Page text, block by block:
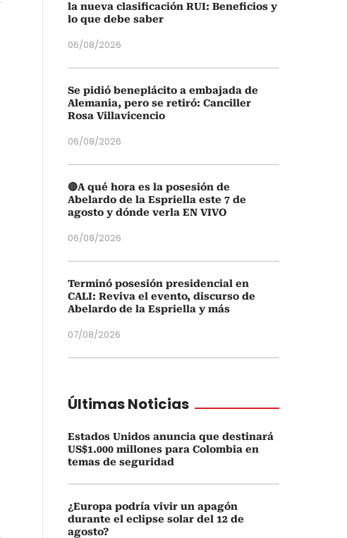
la nueva clasificación RUI: Beneficios y
lo que debe saber
06/08/2026
Se pidió beneplácito a embajada de
Alemania, pero se retiró: Canciller
Rosa Villavicencio
06/08/2026
🔴A qué hora es la posesión de
Abelardo de la Espriella este 7 de
agosto y dónde verla EN VIVO
06/08/2026
Terminó posesión presidencial en
CALI: Reviva el evento, discurso de
Abelardo de la Espriella y más
07/08/2026
Últimas Noticias
Estados Unidos anuncia que destinará
US$1.000 millones para Colombia en
temas de seguridad
¿Europa podría vivir un apagón
durante el eclipse solar del 12 de
agosto?